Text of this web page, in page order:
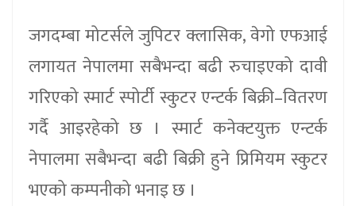
जगदम्बा मोटर्सले जुपिटर क्लासिक, वेगो एफआई
लगायत नेपालमा सबैभन्दा बढी रुचाइएको दावी
गरिएको स्मार्ट स्पोर्टी स्कुटर एन्टर्क बिक्री–वितरण
गर्दै आइरहेको छ । स्मार्ट कनेक्टयुक्त एन्टर्क
नेपालमा सबैभन्दा बढी बिक्री हुने प्रिमियम स्कुटर
भएको कम्पनीको भनाइ छ ।